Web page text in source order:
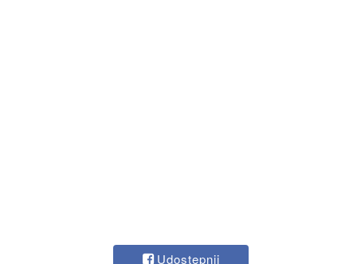
Udostępnij